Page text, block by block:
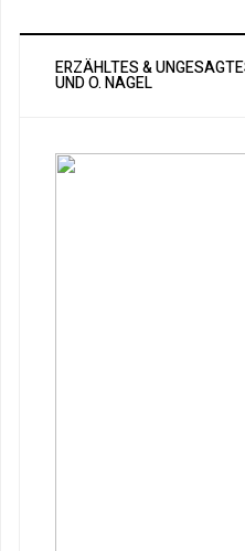
ERZÄHLTES &
ND O. NAGEL